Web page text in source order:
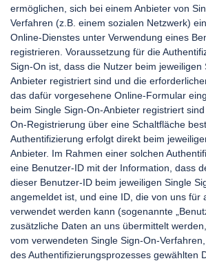
ermöglichen, sich bei einem Anbieter von
Verfahren (z.B. einem sozialen Netzwerk)
Online-Dienstes unter Verwendung eines
registrieren. Voraussetzung für die
Sign-On ist, dass die Nutzer beim jeweiligen
Anbieter registriert sind und die
das dafür vorgesehene Online-Formular
beim Single Sign-On-Anbieter registriert
On-Registrierung über eine Schaltfläche
Authentifizierung erfolgt direkt beim
Anbieter. Im Rahmen einer solchen
eine Benutzer-ID mit der Information, dass
dieser Benutzer-ID beim jeweiligen Single
angemeldet ist, und eine ID, die von uns für
verwendet werden kann (sogenannte
zusätzliche Daten an uns übermittelt
vom verwendeten Single Sign-On-
des Authentifizierungsprozesses gewählten